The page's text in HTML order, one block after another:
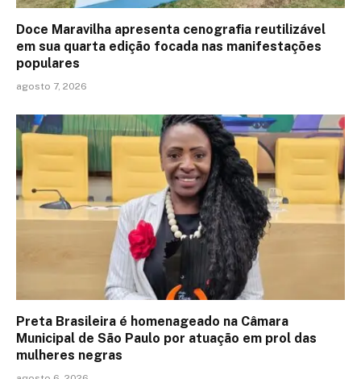
Doce Maravilha apresenta cenografia reutilizável
em sua quarta edição focada nas manifestações
populares
agosto 7, 2026
Preta Brasileira é homenageado na Câmara
Municipal de São Paulo por atuação em prol das
mulheres negras